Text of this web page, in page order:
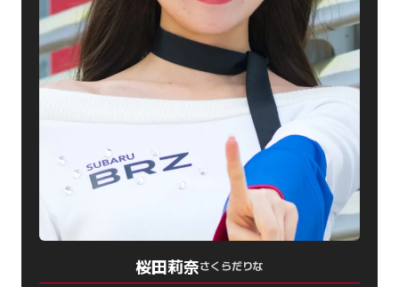
桜田莉奈さくらだりな